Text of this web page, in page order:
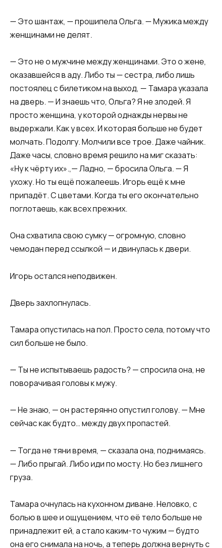
— Это шантаж, — прошипела Ольга. — Мужика между
женщинами не делят.
— Это не о мужчине между женщинами. Это о жене,
оказавшейся в аду. Либо ты — сестра, либо лишь
постоялец с билетиком на выход, — Тамара указала
на дверь. — И знаешь что, Ольга? Я не злодей. Я
просто женщина, у которой однажды нервы не
выдержали. Как у всех. И которая больше не будет
молчать. Подолгу. Молчили все трое. Даже чайник.
Даже часы, словно время решило на миг сказать:
«Ну к чёрту их».,— Ладно, — бросила Ольга. — Я
ухожу. Но ты ещё пожалеешь. Игорь ещё к мне
припадёт. С цветами. Когда ты его окончательно
поглотаешь, как всех прежних.
Она схватила свою сумку — огромную, словно
чемодан перед ссылкой — и двинулась к двери.
Игорь остался неподвижен.
Дверь захлопнулась.
Тамара опустилась на пол. Просто села, потому что
сил больше не было.
— Ты не испытываешь радость? — спросила она, не
поворачивая головы к мужу.
— Не знаю, — он растерянно опустил голову. — Мне
сейчас как будто… между двух пропастей.
— Тогда не тяни время, — сказала она, поднимаясь.
— Либо прыгай. Либо иди по мосту. Но без лишнего
груза.
Тамара очнулась на кухонном диване. Неловко, с
болью в шее и ощущением, что её тело больше не
принадлежит ей, а стало каким-то чужим — будто
она его снимала на ночь, а теперь должна вернуть с